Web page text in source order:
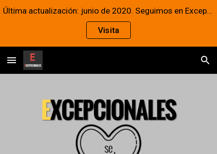
Skip to navigation
Última actualización: junio de 2020. Seguimos en Excepcionales
Visita